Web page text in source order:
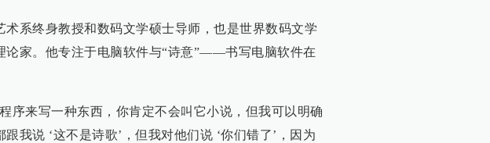
术系终身教授和数码文学硕士导师，也是世界数码文学
论家。他专注于电脑软件与“诗意”——书写电脑软件在
序来写一种东西，你肯定不会叫它小说，但我可以明确
我说 ‘这不是诗歌’，但我对他们说 ‘你们错了’，因为